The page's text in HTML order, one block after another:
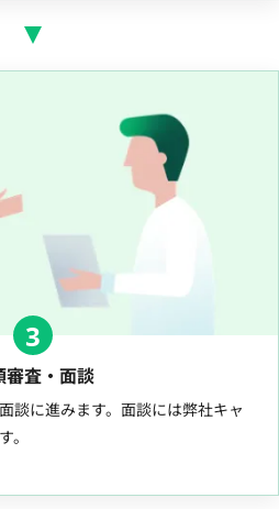
3
審査・面談
談に進みます。面談には弊社キャ
。